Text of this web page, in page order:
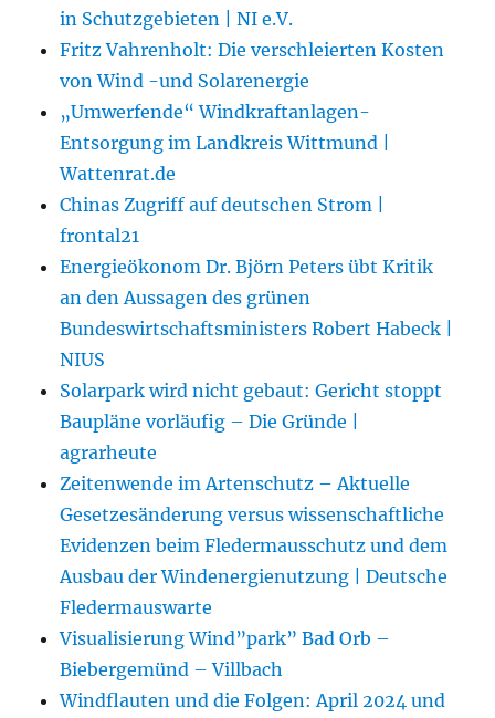
in Schutzgebieten | NI e.V.
Fritz Vahrenholt: Die verschleierten Kosten
von Wind -und Solarenergie
„Umwerfende“ Windkraftanlagen-
Entsorgung im Landkreis Wittmund |
Wattenrat.de
Chinas Zugriff auf deutschen Strom |
frontal21
Energieökonom Dr. Björn Peters übt Kritik
an den Aussagen des grünen
Bundeswirtschaftsministers Robert Habeck |
NIUS
Solarpark wird nicht gebaut: Gericht stoppt
Baupläne vorläufig – Die Gründe |
agrarheute
Zeitenwende im Artenschutz – Aktuelle
Gesetzesänderung versus wissenschaftliche
Evidenzen beim Fledermausschutz und dem
Ausbau der Windenergienutzung | Deutsche
Fledermauswarte
Visualisierung Wind”park” Bad Orb –
Biebergemünd – Villbach
Windflauten und die Folgen: April 2024 und